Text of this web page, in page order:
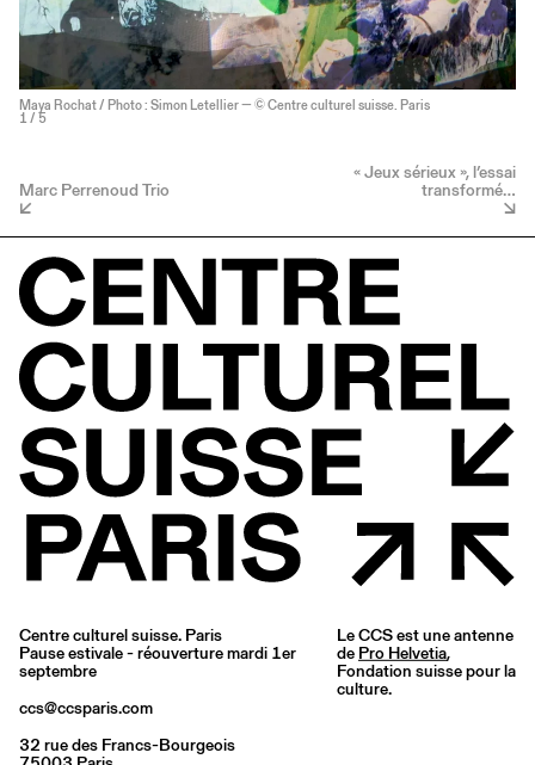
Maya Rochat / Photo : Simon Letellier — © Centre culturel suisse. Paris
1 / 5
Marc Perrenoud Trio
« Jeux sérieux », l’essai
transformé…
Centre culturel suisse. Paris
Pause estivale - réouverture mardi 1er
septembre
ccs@ccsparis.com
32 rue des Francs-Bourgeois
Le CCS est une antenne
de Pro Helvetia,
Fondation suisse pour la
culture.